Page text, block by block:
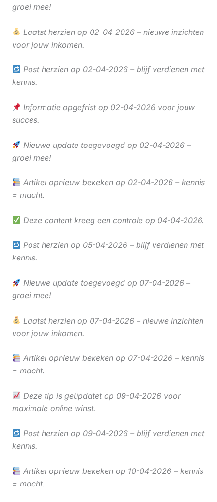
groei mee!
Laatst herzien op 02-04-2026 – nieuwe inzichten
voor jouw inkomen.
Post herzien op 02-04-2026 – blijf verdienen met
kennis.
Informatie opgefrist op 02-04-2026 voor jouw
succes.
Nieuwe update toegevoegd op 02-04-2026 –
groei mee!
Artikel opnieuw bekeken op 02-04-2026 – kennis
= macht.
Deze content kreeg een controle op 04-04-2026.
Post herzien op 05-04-2026 – blijf verdienen met
kennis.
Nieuwe update toegevoegd op 07-04-2026 –
groei mee!
Laatst herzien op 07-04-2026 – nieuwe inzichten
voor jouw inkomen.
Artikel opnieuw bekeken op 07-04-2026 – kennis
= macht.
Deze tip is geüpdatet op 09-04-2026 voor
maximale online winst.
Post herzien op 09-04-2026 – blijf verdienen met
kennis.
Artikel opnieuw bekeken op 10-04-2026 – kennis
= macht.